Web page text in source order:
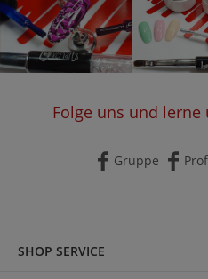
Folge uns und lerne
Gruppe
SHOP SERVICE